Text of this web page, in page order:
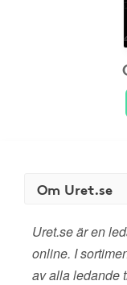
Om Uret.se
Uret.se är en
online. I
av alla ledande